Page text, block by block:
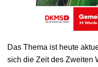
Das Thema ist heute
sich die Zeit des Zweiten